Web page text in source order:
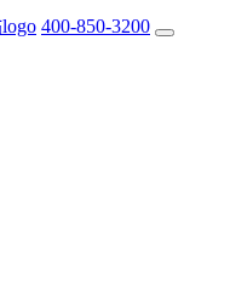
400-850-3200